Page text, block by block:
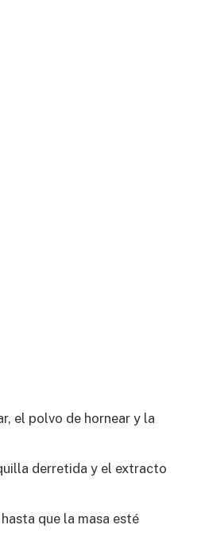
el polvo de hornear y la
derretida y el extracto
que la masa esté